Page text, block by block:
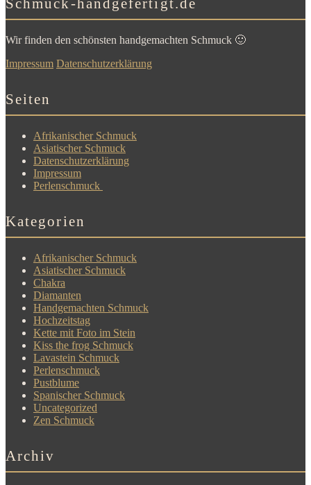
Wir finden den schönsten handgemachten Schmuck 🙂
Impressum Datenschutzerklärung
Seiten
Afrikanischer Schmuck
Asiatischer Schmuck
Datenschutzerklärung
Impressum
Perlenschmuck
Kategorien
Afrikanischer Schmuck
Asiatischer Schmuck
Chakra
Diamanten
Handgemachten Schmuck
Hochzeitstag
Kette mit Foto im Stein
Kiss the frog Schmuck
Lavastein Schmuck
Perlenschmuck
Pustblume
Spanischer Schmuck
Uncategorized
Zen Schmuck
Archiv